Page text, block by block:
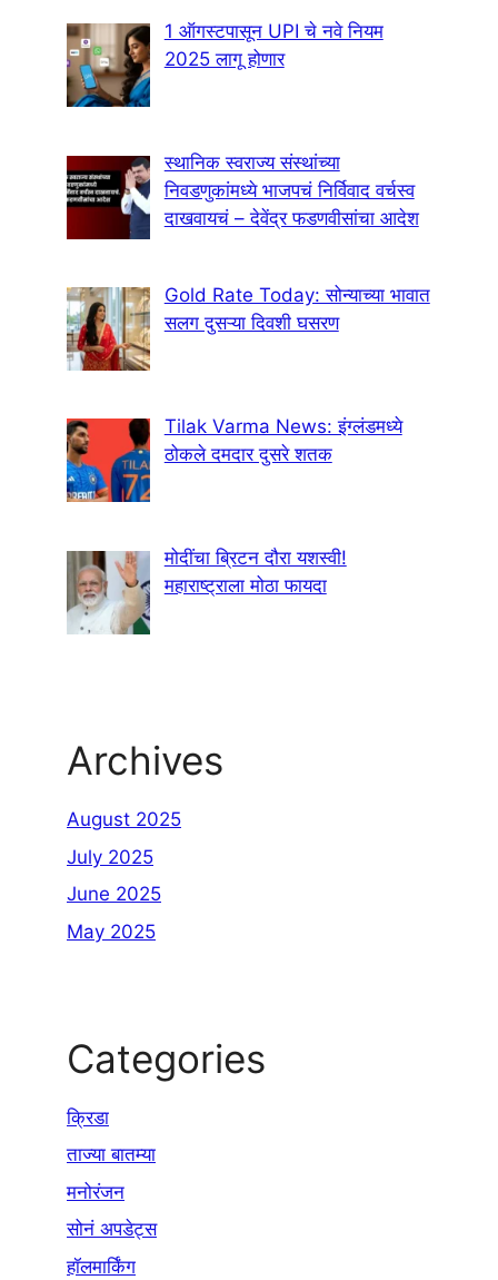
1 ऑगस्टपासून UPI चे नवे नियम
2025 लागू होणार
स्थानिक स्वराज्य संस्थांच्या
निवडणुकांमध्ये भाजपचं निर्विवाद वर्चस्व
दाखवायचं – देवेंद्र फडणवीसांचा आदेश
Gold Rate Today: सोन्याच्या भावात
सलग दुसऱ्या दिवशी घसरण
Tilak Varma News: इंग्लंडमध्ये
ठोकले दमदार दुसरे शतक
मोदींचा ब्रिटन दौरा यशस्वी!
महाराष्ट्राला मोठा फायदा
Archives
August 2025
July 2025
June 2025
May 2025
Categories
क्रिडा
ताज्या बातम्या
मनोरंजन
सोनं अपडेट्स
हॉलमार्किंग